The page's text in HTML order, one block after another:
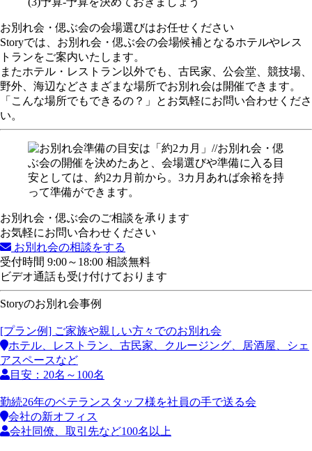
お別れ会・偲ぶ会の会場選びはお任せください
Storyでは、お別れ会・偲ぶ会の会場候補となるホテルやレス
トランをご案内いたします。
またホテル・レストラン以外でも、古民家、公会堂、競技場、
野外、海辺などさまざまな場所でお別れ会は開催できます。
「こんな場所でもできるの？」とお気軽にお問い合わせくださ
い。
お別れ会・偲ぶ会のご相談を承ります
お気軽にお問い合わせください
お別れ会の相談をする
受付時間 9:00～18:00 相談無料
ビデオ通話も受け付けております
Storyのお別れ会事例
[プラン例] ご家族や親しい方々でのお別れ会
ホテル、レストラン、古民家、クルージング、居酒屋、シェ
アスペースなど
目安：20名～100名
勤続26年のベテランスタッフ様を社員の手で送る会
会社の新オフィス
会社同僚、取引先など100名以上